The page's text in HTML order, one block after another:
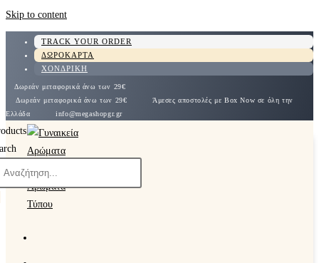
Skip to content
TRACK YOUR ORDER
ΔΩΡΟΚΑΡΤΑ
ΧΟΝΔΡΙΚΗ
Δωρεάν μεταφορικά άνω των 29€
Δωρεάν μεταφορικά άνω των 29€
Άμεσες αποστολές με Box Now σε όλη την
Ελλάδα
info@megashopgr.gr